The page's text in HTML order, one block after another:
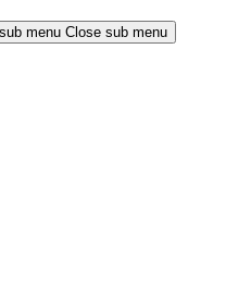
menu Close sub menu